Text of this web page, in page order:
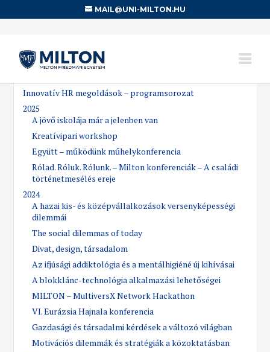
MAIL@UNI-MILTON.HU
KONFERENCIÁK, MŰHELYVITÁK,
Innovatív HR megoldások – programsorozat
2025
A jövő iskolája már a jelenben van
Kreatívipari workshop
Együtt – működünk műhelykonferencia
Rólad. Róluk. Rólunk. – Milton konferenciák – A családi
történetmesélés ereje
2024
A hazai kis- és középvállalkozások versenyképességi
dilemmái
The social dilemmas of today
Divat, design, társadalom
Az ifjúsági addiktológia és a mentálhigiéné új kihívásai
A blokklánc-technológia alkalmazási lehetőségei
MILTON – MultiversX Network Hackathon
VI. Eurázsia Hajnala konferencia
Gazdasági és társadalmi kérdések a változó világban
Motivációs dilemmák és stratégiák a közoktatásban